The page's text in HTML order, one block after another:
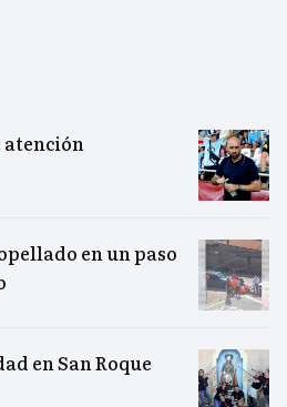
atención
en un paso
en San Roque